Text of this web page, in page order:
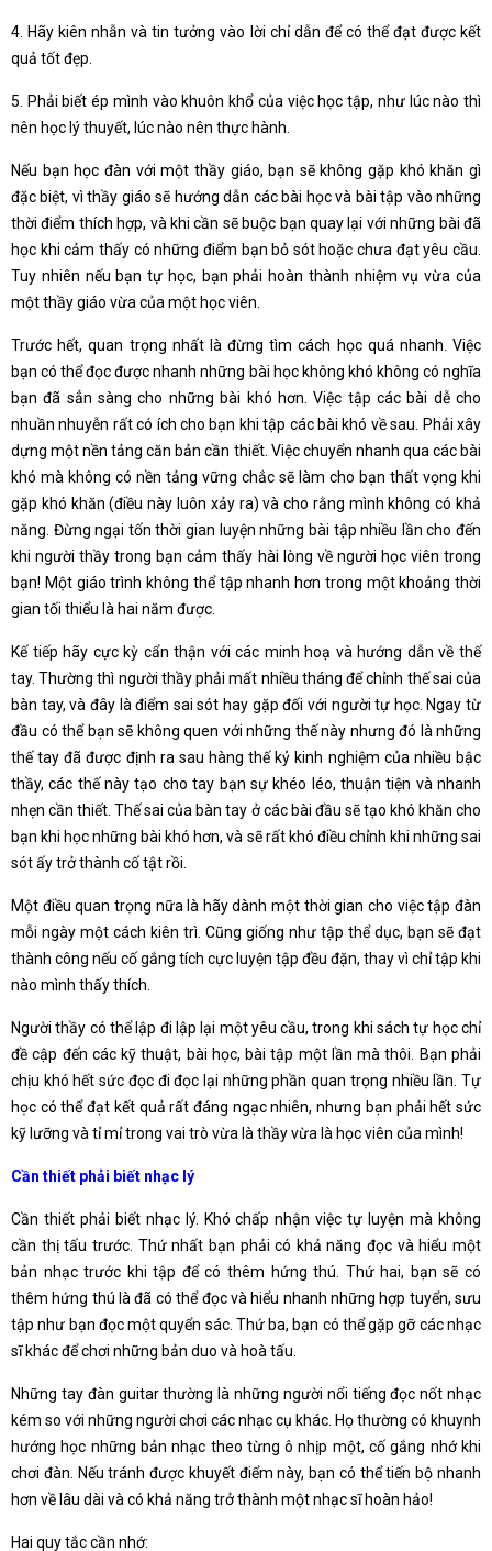
4. Hãy kiên nhẫn và tin tưởng vào lời chỉ dẫn để có thể đạt được kết
quả tốt đẹp.
5. Phải biết ép mình vào khuôn khổ của việc học tập, như lúc nào thì
nên học lý thuyết, lúc nào nên thực hành.
Nếu bạn học đàn với một thầy giáo, bạn sẽ không gặp khó khăn gì
đặc biệt, vì thầy giáo sẽ hướng dẫn các bài học và bài tập vào những
thời điểm thích hợp, và khi cần sẽ buộc bạn quay lại với những bài đã
học khi cảm thấy có những điểm bạn bỏ sót hoặc chưa đạt yêu cầu.
Tuy nhiên nếu bạn tự học, bạn phải hoàn thành nhiệm vụ vừa của
một thầy giáo vừa của một học viên.
Trước hết, quan trọng nhất là đừng tìm cách học quá nhanh. Việc
bạn có thể đọc được nhanh những bài học không khó không có nghĩa
bạn đã sẳn sàng cho những bài khó hơn. Việc tập các bài dễ cho
nhuần nhuyễn rất có ích cho bạn khi tập các bài khó về sau. Phải xây
dựng một nền tảng căn bản cần thiết. Việc chuyển nhanh qua các bài
khó mà không có nền tảng vững chắc sẽ làm cho bạn thất vọng khi
gặp khó khăn (điều này luôn xảy ra) và cho rằng mình không có khả
năng. Đừng ngại tốn thời gian luyện những bài tập nhiều lần cho đến
khi người thầy trong bạn cảm thấy hài lòng về người học viên trong
bạn! Một giáo trình không thể tập nhanh hơn trong một khoảng thời
gian tối thiểu là hai năm được.
Kế tiếp hãy cực kỳ cẩn thận với các minh hoạ và hướng dẫn về thế
tay. Thường thì người thầy phải mất nhiều tháng để chỉnh thế sai của
bàn tay, và đây là điểm sai sót hay gặp đối với người tự học. Ngay từ
đầu có thể bạn sẽ không quen với những thế này nhưng đó là những
thế tay đã được định ra sau hàng thế kỷ kinh nghiệm của nhiều bậc
thầy, các thế này tạo cho tay bạn sự khéo léo, thuận tiện và nhanh
nhẹn cần thiết. Thế sai của bàn tay ở các bài đầu sẽ tạo khó khăn cho
bạn khi học những bài khó hơn, và sẽ rất khó điều chỉnh khi những sai
sót ấy trở thành cố tật rồi.
Một điều quan trọng nữa là hãy dành một thời gian cho việc tập đàn
mỗi ngày một cách kiên trì. Cũng giống như tập thể dục, bạn sẽ đạt
thành công nếu cố gắng tích cực luyện tập đều đặn, thay vì chỉ tập khi
nào mình thấy thích.
Người thầy có thể lập đi lập lại một yêu cầu, trong khi sách tự học chỉ
đề cập đến các kỹ thuật, bài học, bài tập một lần mà thôi. Bạn phải
chịu khó hết sức đọc đi đọc lại những phần quan trọng nhiều lần. Tự
học có thể đạt kết quả rất đáng ngạc nhiên, nhưng bạn phải hết sức
kỹ lưỡng và tỉ mỉ trong vai trò vừa là thầy vừa là học viên của mình!
Cần thiết phải biết nhạc lý
Cần thiết phải biết nhạc lý. Khó chấp nhận việc tự luyện mà không
cần thị tấu trước. Thứ nhất bạn phải có khả năng đọc và hiểu một
bản nhạc trước khi tập để có thêm hứng thú. Thứ hai, bạn sẽ có
thêm hứng thú là đã có thể đọc và hiểu nhanh những hợp tuyển, sưu
tập như bạn đọc một quyển sác. Thứ ba, bạn có thể gặp gỡ các nhạc
sĩ khác để chơi những bản duo và hoà tấu.
Những tay đàn guitar thường là những người nổi tiếng đọc nốt nhạc
kém so với những người chơi các nhạc cụ khác. Họ thường có khuynh
hướng học những bản nhạc theo từng ô nhịp một, cố gắng nhớ khi
chơi đàn. Nếu tránh được khuyết điểm này, bạn có thể tiến bộ nhanh
hơn về lâu dài và có khả năng trở thành một nhạc sĩ hoàn hảo!
Hai quy tắc cần nhớ: